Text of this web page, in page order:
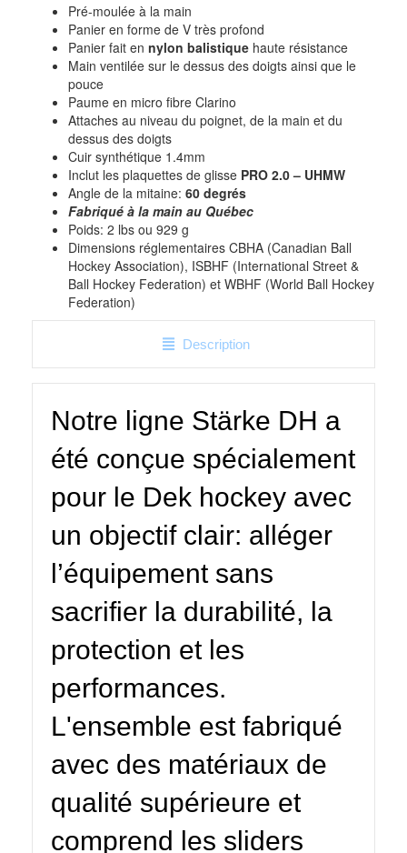
STOCK
Pré-moulée à la main
Panier en forme de V très profond
Panier fait en nylon balistique haute résistance
Main ventilée sur le dessus des doigts ainsi que le
pouce
Paume en micro fibre Clarino
Attaches au niveau du poignet, de la main et du
dessus des doigts
Cuir synthétique 1.4mm
Inclut les plaquettes de glisse PRO 2.0 – UHMW
Angle de la mitaine: 60 degrés
Fabriqué à la main au Québec
Poids: 2 lbs ou 929 g
Dimensions réglementaires CBHA (Canadian Ball
Hockey Association), ISBHF (International Street &
Ball Hockey Federation) et WBHF (World Ball Hockey
Federation)
Description
Notre ligne Stärke DH a
été conçue spécialement
pour le Dek hockey avec
un objectif clair: alléger
l’équipement sans
sacrifier la durabilité, la
protection et les
performances.
L'ensemble est fabriqué
avec des matériaux de
qualité supérieure et
comprend les sliders